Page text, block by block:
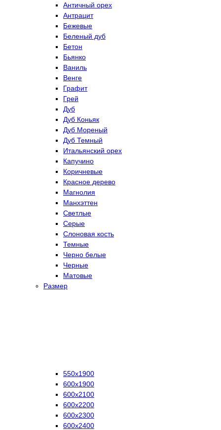
Античный орех
Антрацит
Бежевые
Беленый дуб
Бетон
Бьянко
Ваниль
Венге
Графит
Грей
Дуб
Дуб Коньяк
Дуб Мореный
Дуб Темный
Итальянский орех
Капучино
Коричневые
Красное дерево
Магнолия
Манхэттен
Светлые
Серые
Слоновая кость
Темные
Черно белые
Черные
Матовые
Размер
550х1900
600х1900
600х2100
600х2200
600х2300
600х2400